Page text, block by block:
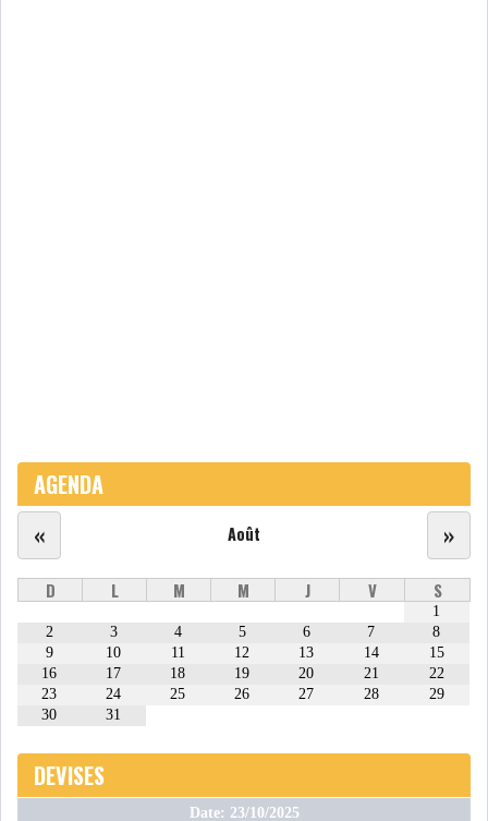
AGENDA
Août
« »
D L M M J V S
1
2
3 4 5 6 7
8
9
10 11 12 13 14
15
16
17 18 19 20 21
22
23
24 25 26 27 28
29
30
31
DEVISES
Date: 23/10/2025